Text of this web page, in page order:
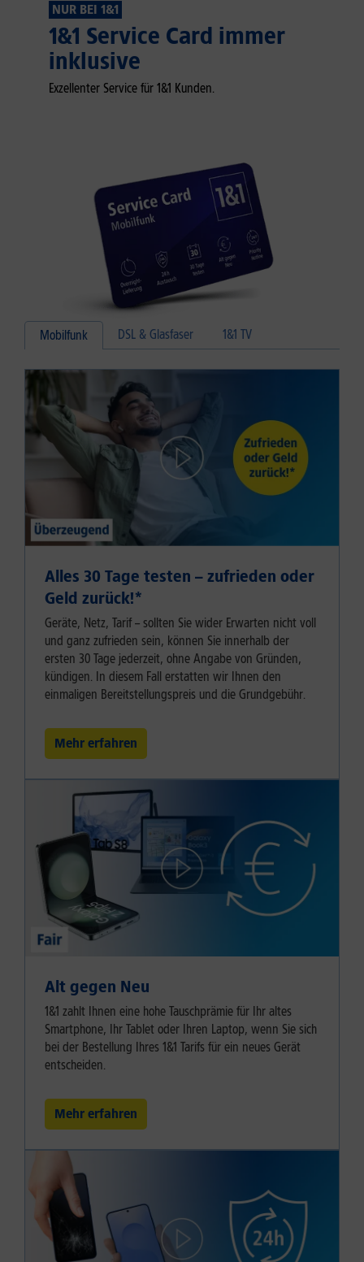
NUR BEI 1&1
1&1 Service Card immer
inklusive
Exzellenter Service für 1&1 Kunden.
Mobilfunk DSL & Glasfaser 1&1 TV
Alles 30 Tage testen – zufrieden oder
Geld zurück!⁠*
Geräte, Netz, Tarif – sollten Sie wider Erwarten nicht voll
und ganz zufrieden sein, können Sie innerhalb der
ersten 30 Tage jederzeit, ohne Angabe von Gründen,
kündigen. In diesem Fall erstatten wir Ihnen den
einmaligen Bereitstellungspreis und die Grundgebühr.
Mehr erfahren
Alt gegen Neu
1&1 zahlt Ihnen eine hohe Tauschprämie für Ihr altes
Smartphone, Ihr Tablet oder Ihren Laptop, wenn Sie sich
bei der Bestellung Ihres 1&1 Tarifs für ein neues Gerät
entscheiden.
Mehr erfahren